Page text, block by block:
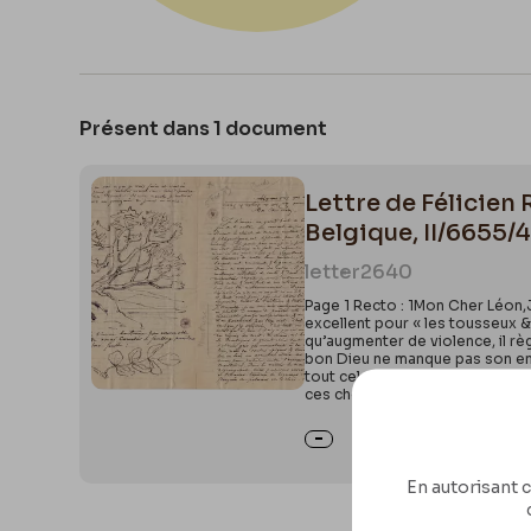
Présent dans 1 document
Lettre de Félicien
Belgique, II/6655/
letter2640
Page 1 Recto : 1Mon Cher
excellent pour « les tousseux
qu’augmenter de violence, il
bon Dieu ne manque pas son
tout cela & satisfait de mes
ces choses là pour en
En autorisant